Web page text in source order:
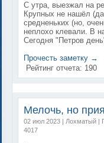
С утра, выезжал на
Крупных не нашёл
средненьких (но,
неплохо клевали. В
Сегодня "Петров
Прочесть заметку →
Рейтинг отчета: 190
Мелочь, но
02 июл 2023 | Лохматый |
4017